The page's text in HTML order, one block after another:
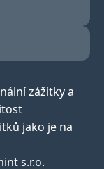
zážitky a
jako je na
s.r.o.